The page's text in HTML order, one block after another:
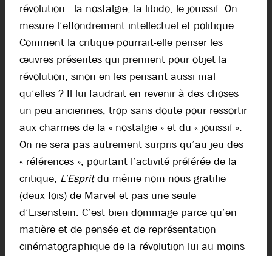
révolution : la nostalgie, la libido, le jouissif. On
mesure l’effondrement intellectuel et politique.
Comment la critique pourrait-elle penser les
œuvres présentes qui prennent pour objet la
révolution, sinon en les pensant aussi mal
qu’elles ? Il lui faudrait en revenir à des choses
un peu anciennes, trop sans doute pour ressortir
aux charmes de la « nostalgie » et du « jouissif ».
On ne sera pas autrement surpris qu’au jeu des
« références », pourtant l’activité préférée de la
critique, L’Espritdu même nom nous gratifie
(deux fois) de Marvel et pas une seule
d’Eisenstein. C’est bien dommage parce qu’en
matière et de pensée et de représentation
cinématographique de la révolution lui au moins